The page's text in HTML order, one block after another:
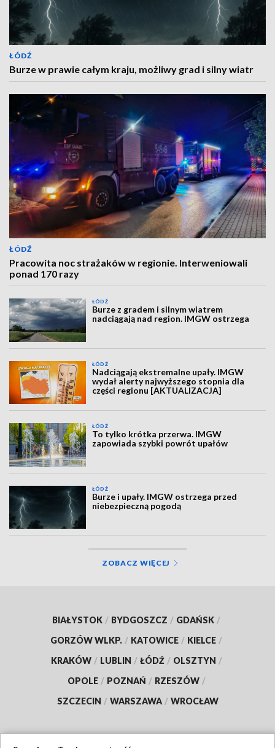
ŁÓDŹ
Burze w prawie całym kraju, możliwy grad i silny wiatr
ŁÓDŹ
Pracowita noc strażaków w regionie. Interweniowali
ponad 170 razy
ŁÓDŹ
Burze z gradem i silnym wiatrem
nadciągają nad region. IMGW ostrzega
ŁÓDŹ
Nadciągają ekstremalne upały. IMGW
wydał alerty najwyższego stopnia dla
części regionu [AKTUALIZACJA]
ŁÓDŹ
To tylko krótka przerwa. IMGW
zapowiada szybki powrót upałów
ŁÓDŹ
Burze i upały. IMGW ostrzega przed
niebezpieczną pogodą
ZOBACZ WIĘCEJ
BIAŁYSTOK / BYDGOSZCZ / GDAŃSK /
GORZÓW WLKP. / KATOWICE / KIELCE /
KRAKÓW / LUBLIN / ŁÓDŹ / OLSZTYN /
OPOLE / POZNAŃ / RZESZÓW /
SZCZECIN / WARSZAWA / WROCŁAW